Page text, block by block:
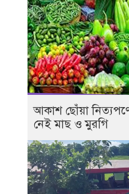
আকাশ ছোঁয়া
নেই মাছ ও মুরগি